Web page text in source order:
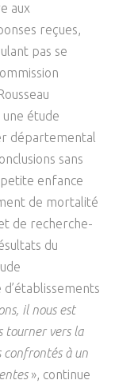
aux
reçues,
pas se
étude
départemental
sans
enfance
de mortalité
de recherche-
du
il nous est
tourner vers la
confrontés à un
», continue